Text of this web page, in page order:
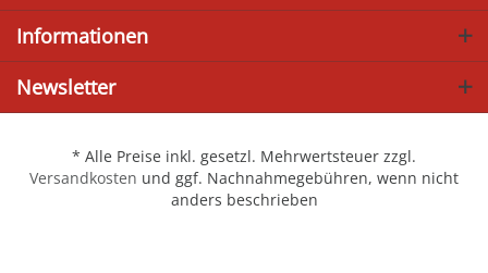
Informationen
Newsletter
* Alle Preise inkl. gesetzl. Mehrwertsteuer zzgl.
Versandkosten und ggf. Nachnahmegebühren, wenn nicht
anders beschrieben